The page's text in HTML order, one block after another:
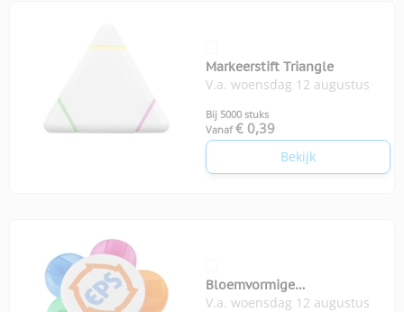
Markeerstift Triangle
V.a. woensdag 12 augustus
Bij 5000 stuks
Vanaf € 0,39
Bekijk
Bloemvormige
markeerstiftenset
V.a. woensdag 12 augustus